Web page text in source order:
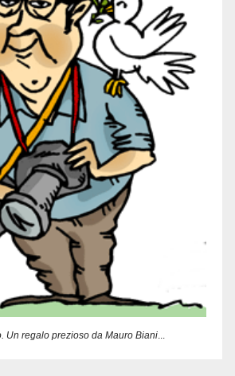
Un regalo prezioso da Mauro Biani...